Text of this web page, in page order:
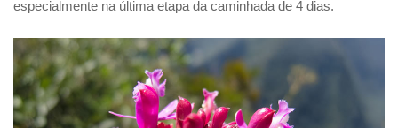
especialmente na última etapa da caminhada de 4 dias.